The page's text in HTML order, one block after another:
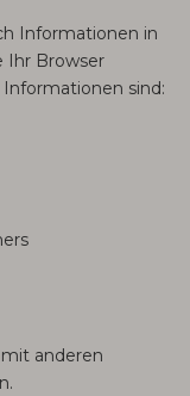
Informationen in
Ihr Browser
sind:
anderen